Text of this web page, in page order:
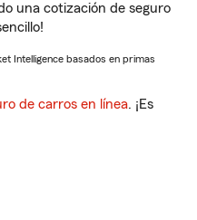
una cotización de seguro
Intelligence basados en primas
de carros en línea. ¡Es